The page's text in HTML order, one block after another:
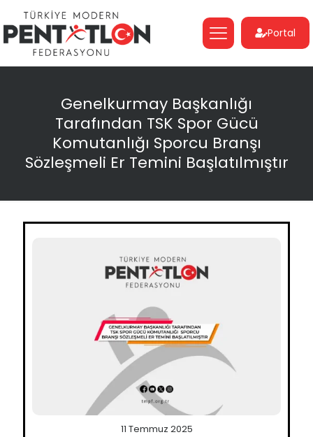
Portal
Genelkurmay Başkanlığı
Tarafından TSK Spor Gücü
Komutanlığı Sporcu Branşı
Sözleşmeli Er Temini Başlatılmıştır
11 Temmuz 2025